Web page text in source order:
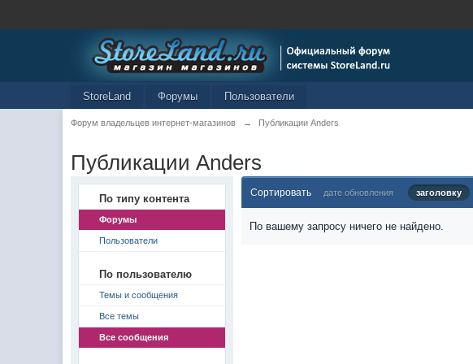
StoreLand Форумы Пользователи
Форум владельцев интернет-магазинов → Публикации Anders
Публикации Anders
По типу контента
Форумы
Пользователи
По пользователю
Темы и сообщения
Все темы
Все сообщения
Сортировать дате обновления заголовку
По вашему запросу ничего не найдено.